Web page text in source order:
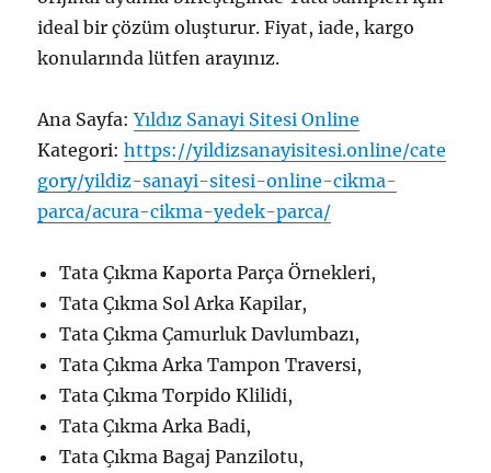
ideal bir çözüm oluşturur. Fiyat, iade, kargo
konularında lütfen arayınız.
Ana Sayfa:Yıldız Sanayi Sitesi Online
Kategori:https://yildizsanayisitesi.online/cate
gory/yildiz-sanayi-sitesi-online-cikma-
parca/acura-cikma-yedek-parca/
Tata Çıkma Kaporta Parça Örnekleri,
Tata Çıkma Sol Arka Kapilar,
Tata Çıkma Çamurluk Davlumbazı,
Tata Çıkma Arka Tampon Traversi,
Tata Çıkma Torpido Klilidi,
Tata Çıkma Arka Badi,
Tata Çıkma Bagaj Panzilotu,